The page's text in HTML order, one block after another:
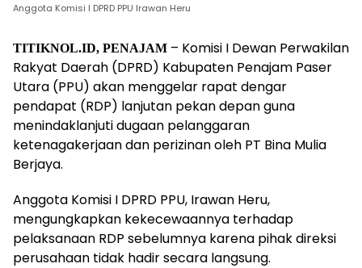
Anggota Komisi I DPRD PPU Irawan Heru
TITIKNOL.ID, PENAJAM – Komisi I Dewan Perwakilan
Rakyat Daerah (DPRD) Kabupaten Penajam Paser
Utara (PPU) akan menggelar rapat dengar
pendapat (RDP) lanjutan pekan depan guna
menindaklanjuti dugaan pelanggaran
ketenagakerjaan dan perizinan oleh PT Bina Mulia
Berjaya.
Anggota Komisi I DPRD PPU, Irawan Heru,
mengungkapkan kekecewaannya terhadap
pelaksanaan RDP sebelumnya karena pihak direksi
perusahaan tidak hadir secara langsung.